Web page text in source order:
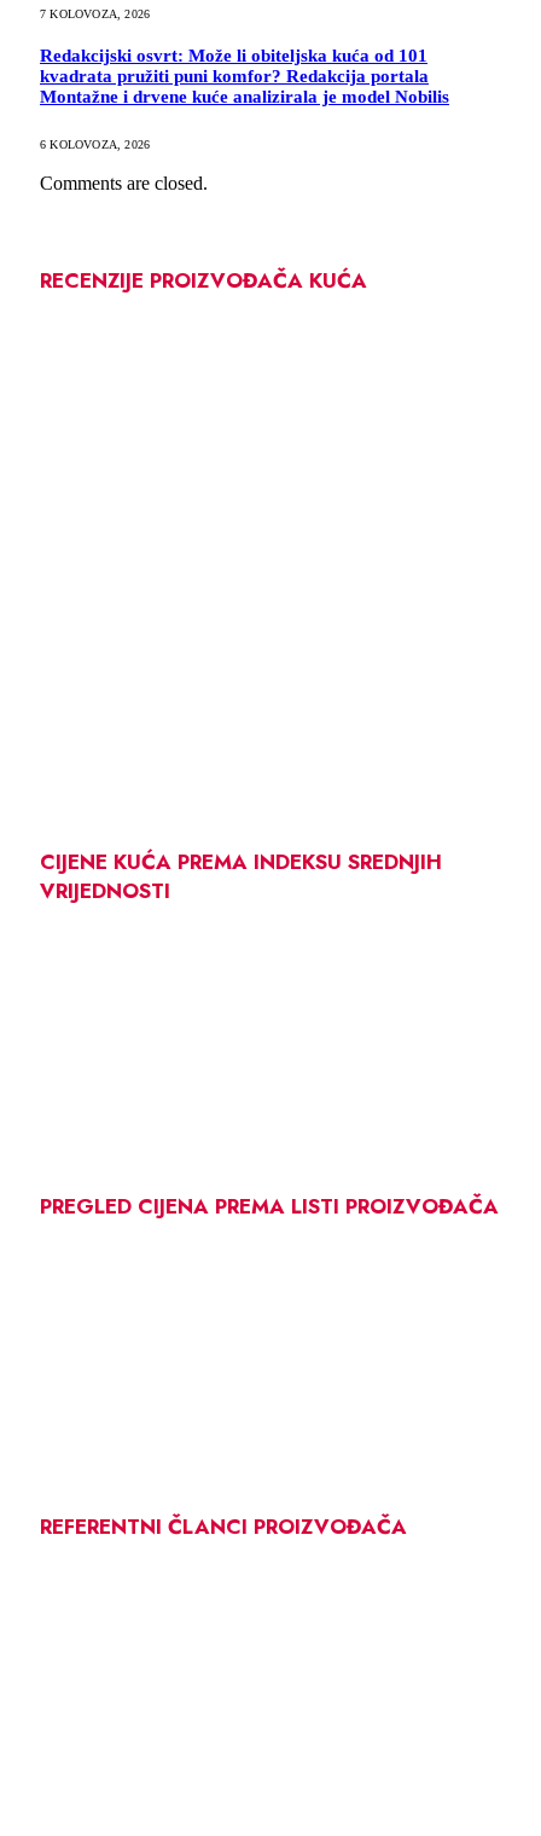
7 KOLOVOZA, 2026
Redakcijski osvrt: Može li obiteljska kuća od 101
kvadrata pružiti puni komfor? Redakcija portala
Montažne i drvene kuće analizirala je model Nobilis
6 KOLOVOZA, 2026
Comments are closed.
RECENZIJE PROIZVOĐAČA KUĆA
CIJENE KUĆA PREMA INDEKSU SREDNJIH
VRIJEDNOSTI
PREGLED CIJENA PREMA LISTI PROIZVOĐAČA
REFERENTNI ČLANCI PROIZVOĐAČA